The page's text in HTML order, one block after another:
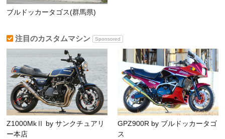
ブルドッカータゴス(群馬県)
注目のカスタムマシン Sponsored
Z1000MkⅡ by サンクチュアリ
ー本店
GPZ900R by ブルドッカータゴ
ス